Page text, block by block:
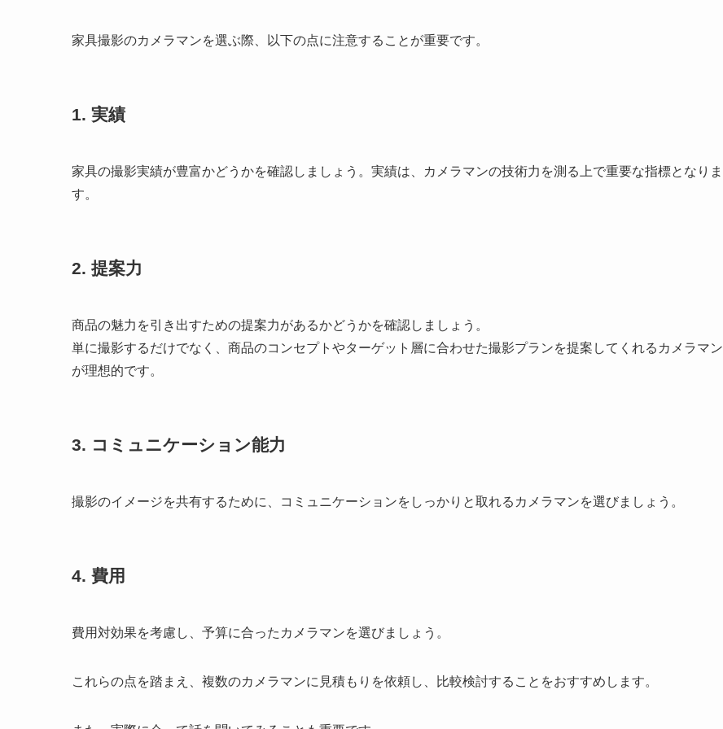
家具撮影のカメラマンを選ぶ際、以下の点に注意することが重要です。
1. 実績
家具の撮影実績が豊富かどうかを確認しましょう。実績は、カメラマンの技術力を測る上で重要な指標となりま
す。
2. 提案力
商品の魅力を引き出すための提案力があるかどうかを確認しましょう。
単に撮影するだけでなく、商品のコンセプトやターゲット層に合わせた撮影プランを提案してくれるカメラマン
が理想的です。
3. コミュニケーション能力
撮影のイメージを共有するために、コミュニケーションをしっかりと取れるカメラマンを選びましょう。
4. 費用
費用対効果を考慮し、予算に合ったカメラマンを選びましょう。
これらの点を踏まえ、複数のカメラマンに見積もりを依頼し、比較検討することをおすすめします。